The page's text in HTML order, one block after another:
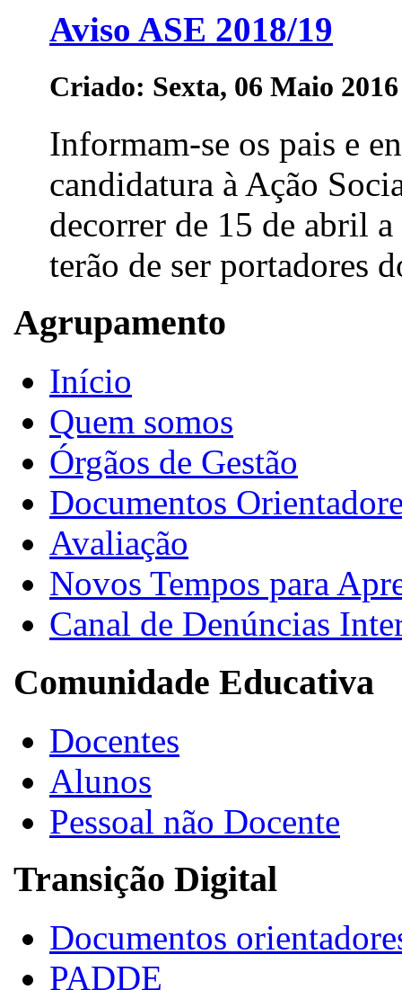
Aviso ASE 2018/19
Criado: Sexta, 06 Maio
Informam-se os pais e
candidatura à Ação
decorrer de 15 de abril
terão de ser portadores
Agrupamento
Início
Quem somos
Órgãos de Gestão
Documentos
Avaliação
Novos Tempos para
Canal de Denúncias
Comunidade Educativa
Docentes
Alunos
Pessoal não Docente
Transição Digital
Documentos
PADDE